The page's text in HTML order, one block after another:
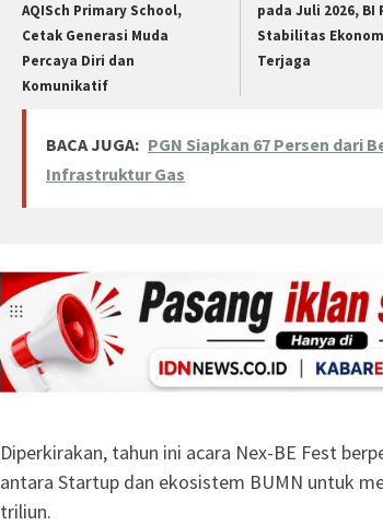
AQISch Primary School,
Cetak Generasi Muda
Percaya Diri dan
Komunikatif
pada Juli 2026, BI
Stabilitas
Terjaga
BACA JUGA: PGN Siapkan 67 Persen dari
Infrastruktur Gas
Diperkirakan, tahun ini acara Nex-BE Fest
antara Startup dan ekosistem BUMN untuk
triliun.